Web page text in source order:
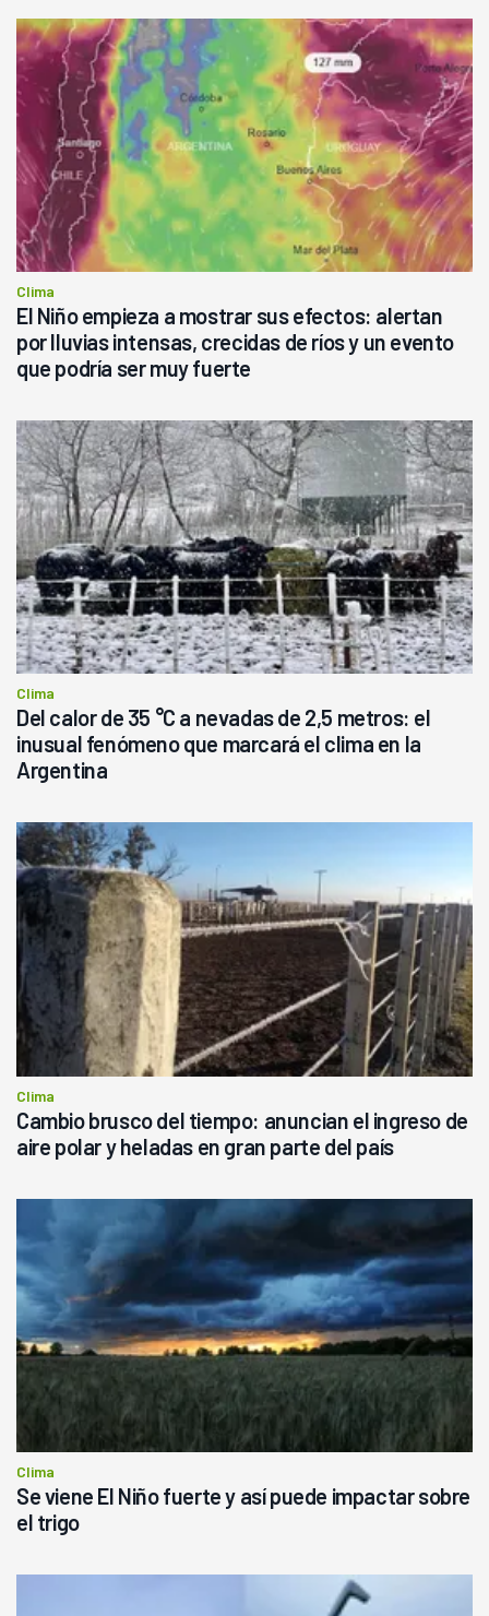
Clima
El Niño empieza a mostrar sus efectos: alertan
por lluvias intensas, crecidas de ríos y un evento
que podría ser muy fuerte
Clima
Del calor de 35 °C a nevadas de 2,5 metros: el
inusual fenómeno que marcará el clima en la
Argentina
Clima
Cambio brusco del tiempo: anuncian el ingreso de
aire polar y heladas en gran parte del país
Clima
Se viene El Niño fuerte y así puede impactar sobre
el trigo